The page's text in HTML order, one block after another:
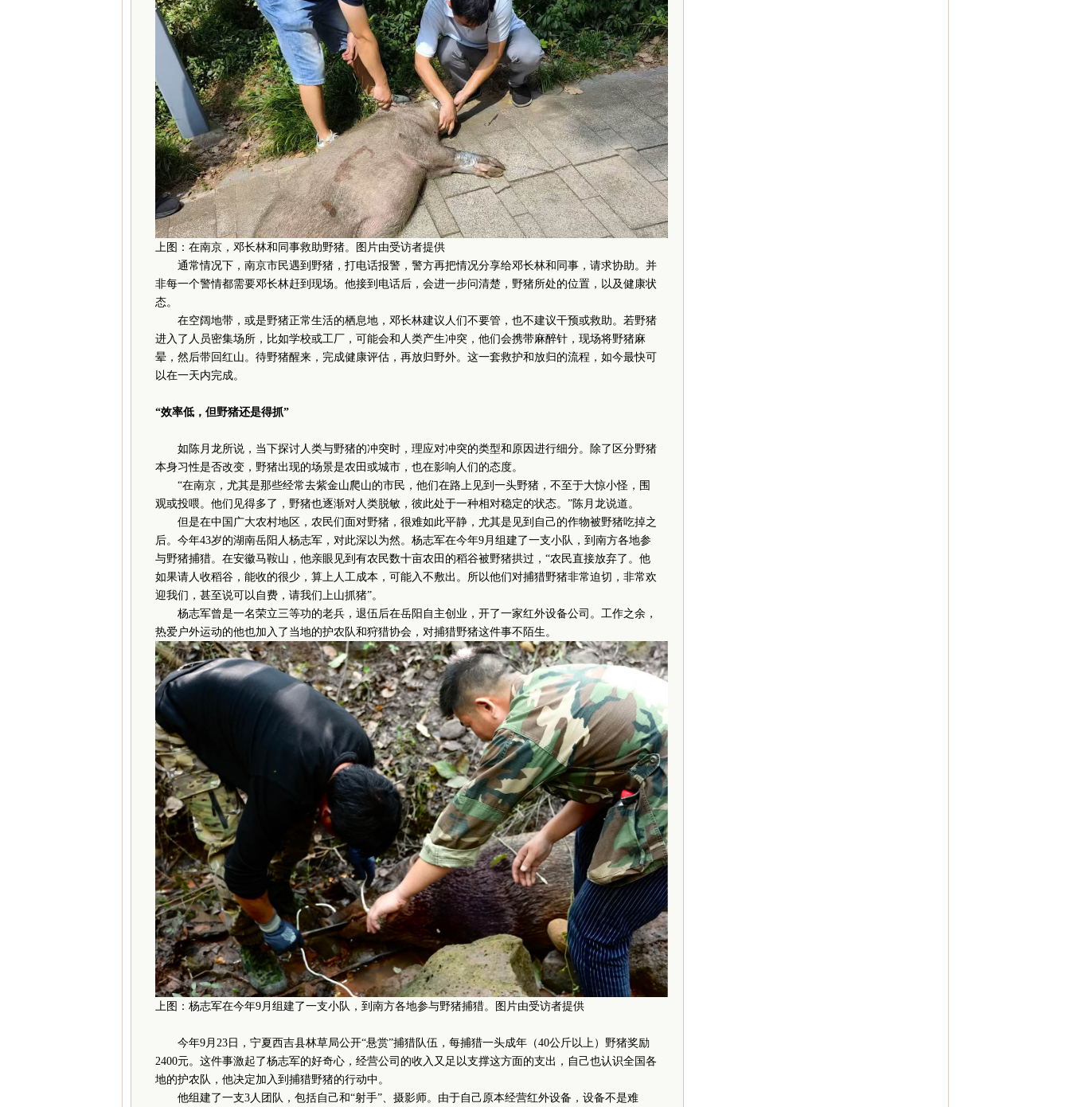
上图：在南京，邓长林和同事救助野猪。图片由受访者提供
通常情况下，南京市民遇到野猪，打电话报警，警方再把情况分享给邓长林和同事，请求协助。并
非每一个警情都需要邓长林赶到现场。他接到电话后，会进一步问清楚，野猪所处的位置，以及健康状
态。
在空阔地带，或是野猪正常生活的栖息地，邓长林建议人们不要管，也不建议干预或救助。若野猪
进入了人员密集场所，比如学校或工厂，可能会和人类产生冲突，他们会携带麻醉针，现场将野猪麻
晕，然后带回红山。待野猪醒来，完成健康评估，再放归野外。这一套救护和放归的流程，如今最快可
以在一天内完成。
“效率低，但野猪还是得抓”
如陈月龙所说，当下探讨人类与野猪的冲突时，理应对冲突的类型和原因进行细分。除了区分野猪
本身习性是否改变，野猪出现的场景是农田或城市，也在影响人们的态度。
“在南京，尤其是那些经常去紫金山爬山的市民，他们在路上见到一头野猪，不至于大惊小怪，围
观或投喂。他们见得多了，野猪也逐渐对人类脱敏，彼此处于一种相对稳定的状态。”陈月龙说道。
但是在中国广大农村地区，农民们面对野猪，很难如此平静，尤其是见到自己的作物被野猪吃掉之
后。今年43岁的湖南岳阳人杨志军，对此深以为然。杨志军在今年9月组建了一支小队，到南方各地参
与野猪捕猎。在安徽马鞍山，他亲眼见到有农民数十亩农田的稻谷被野猪拱过，“农民直接放弃了。他
如果请人收稻谷，能收的很少，算上人工成本，可能入不敷出。所以他们对捕猎野猪非常迫切，非常欢
迎我们，甚至说可以自费，请我们上山抓猪”。
杨志军曾是一名荣立三等功的老兵，退伍后在岳阳自主创业，开了一家红外设备公司。工作之余，
热爱户外运动的他也加入了当地的护农队和狩猎协会，对捕猎野猪这件事不陌生。
上图：杨志军在今年9月组建了一支小队，到南方各地参与野猪捕猎。图片由受访者提供
今年9月23日，宁夏西吉县林草局公开“悬赏”捕猎队伍，每捕猎一头成年（40公斤以上）野猪奖励
2400元。这件事激起了杨志军的好奇心，经营公司的收入又足以支撑这方面的支出，自己也认识全国各
地的护农队，他决定加入到捕猎野猪的行动中。
他组建了一支3人团队，包括自己和“射手”、摄影师。由于自己原本经营红外设备，设备不是难